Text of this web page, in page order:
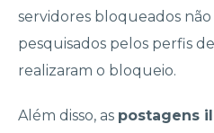
servidores bloqueados
pesquisados pelos perfis
realizaram o bloqueio.
Além disso, as postagens